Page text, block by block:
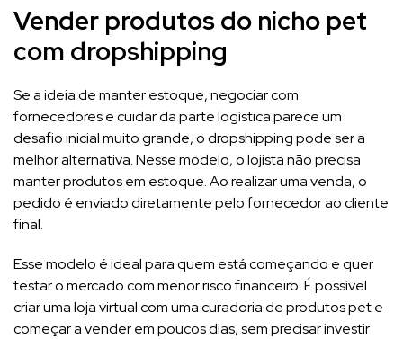
Vender produtos do nicho pet
com dropshipping
Se a ideia de manter estoque, negociar com
fornecedores e cuidar da parte logística parece um
desafio inicial muito grande, o dropshipping pode ser a
melhor alternativa. Nesse modelo, o lojista não precisa
manter produtos em estoque. Ao realizar uma venda, o
pedido é enviado diretamente pelo fornecedor ao cliente
final.
Esse modelo é ideal para quem está começando e quer
testar o mercado com menor risco financeiro. É possível
criar uma loja virtual com uma curadoria de produtos pet e
começar a vender em poucos dias, sem precisar investir